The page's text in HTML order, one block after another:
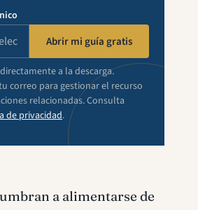
Abrir mi guía gratis
a la descarga.
correo para gestionar el recurso
relacionadas. Consulta
de privacidad.
a alimentarse de